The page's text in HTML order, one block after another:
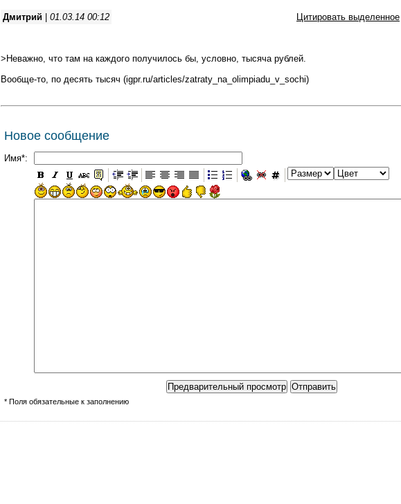
Дмитрий 01.03.14 00:12 Цитировать выделенное
>Неважно, что там на каждого получилось бы, условно, тысяча рублей.
Вообще-то, по десять тысяч (igpr.ru/articles/zatraty_na_olimpiadu_v_sochi)
Новое сообщение
Имя*:
* Поля обязательные к заполнению